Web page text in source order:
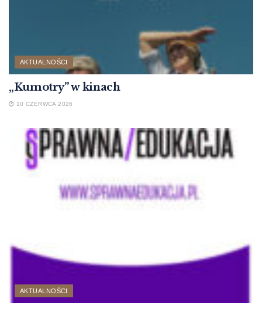
AKTUALNOŚCI
„Kumotry” w kinach
10 CZERWCA 2026
AKTUALNOŚCI